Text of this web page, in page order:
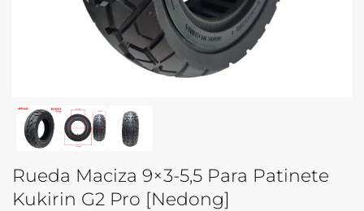
Rueda Maciza 9×3-5,5 Para Patinete
Kukirin G2 Pro [Nedong]